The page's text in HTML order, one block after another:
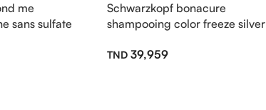
me
sans sulfate
Schwarzkopf bonacure
shampooing color freeze silver
39,959